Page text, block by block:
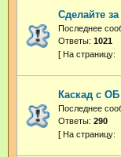
Сделайте
Последнее
Ответы: 1021
Каскад с ОБ
Последнее
Ответы: 290